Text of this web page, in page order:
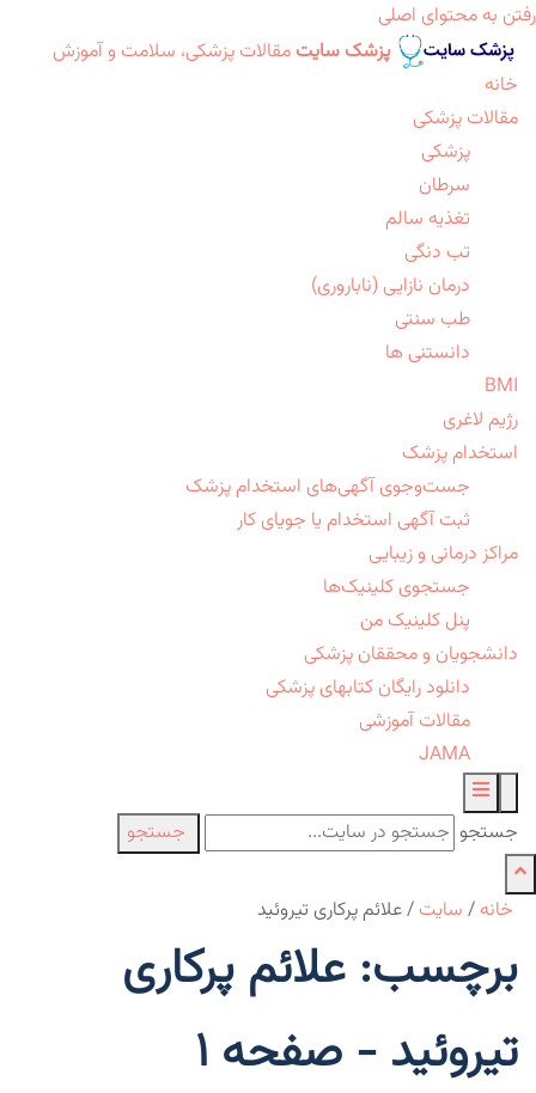
رفتن به محتوای اصلی
پزشک سایت مقالات پزشکی، سلامت و آموزش
خانه
مقالات پزشکی
پزشکی
سرطان
تغذیه سالم
تب دنگی
درمان نازایی (ناباروری)
طب سنتی
دانستنی ها
BMI
رژیم لاغری
استخدام پزشک
جست‌وجوی آگهی‌های استخدام پزشک
ثبت آگهی استخدام یا جویای کار
مراکز درمانی و زیبایی
جستجوی کلینیک‌ها
پنل کلینیک من
دانشجویان و محققان پزشکی
دانلود رایگان کتابهای پزشکی
مقالات آموزشی
JAMA
جستجو جستجو
خانه / سایت /علائم پرکاری تیروئید
برچسب: علائم پرکاری
تیروئید - صفحه 1